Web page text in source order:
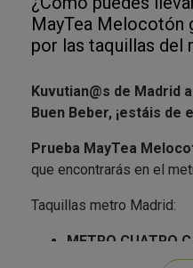
MayTea Melocotón
por las taquillas del
Kuvutian@s de Madrid
Buen Beber, ¡estáis de
Prueba MayTea
que encontrarás en el
Taquillas metro Madrid:
METRO CUATRO
taquilla se